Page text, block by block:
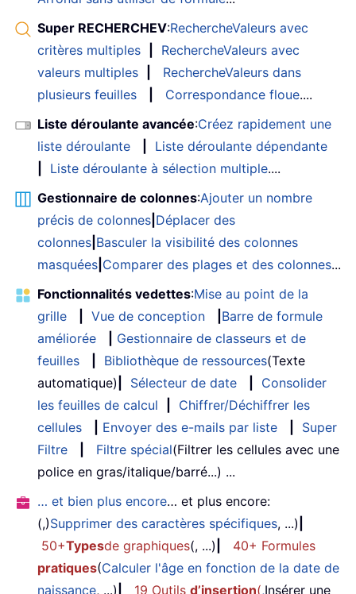
Super RECHERCHEV:RechercheValeurs avec
critères multiples
RechercheValeurs avec
valeurs multiples
RechercheValeurs dans
plusieurs feuilles
Correspondance floue....
Liste déroulante avancée:Créez rapidement une
liste déroulante
Liste déroulante dépendante
Liste déroulante à sélection multiple....
Gestionnaire de colonnes:Ajouter un nombre
précis de colonnes Déplacer des
colonnes Basculer la visibilité des colonnes
masquées Comparer des plages et des colonnes...
Fonctionnalités vedettes:Mise au point de la
grille
Vue de conception
Barre de formule
améliorée
Gestionnaire de classeurs et de
feuilles
Bibliothèque de ressources(Texte
automatique)
Sélecteur de date
Consolider
les feuilles de calcul
Chiffrer/Déchiffrer les
cellules
Envoyer des e-mails par liste
Super
Filtre
Filtre spécial(Filtrer les cellules avec une
police en gras/italique/barré...) ...
… et bien plus encore… et plus encore:
(,)Supprimer des caractères spécifiques, ...)
50+Typesde graphiques(, ...)
40+ Formules
pratiques(Calculer l'âge en fonction de la date de
naissance, ...) 19 Outils d’insertion(,Insérer une